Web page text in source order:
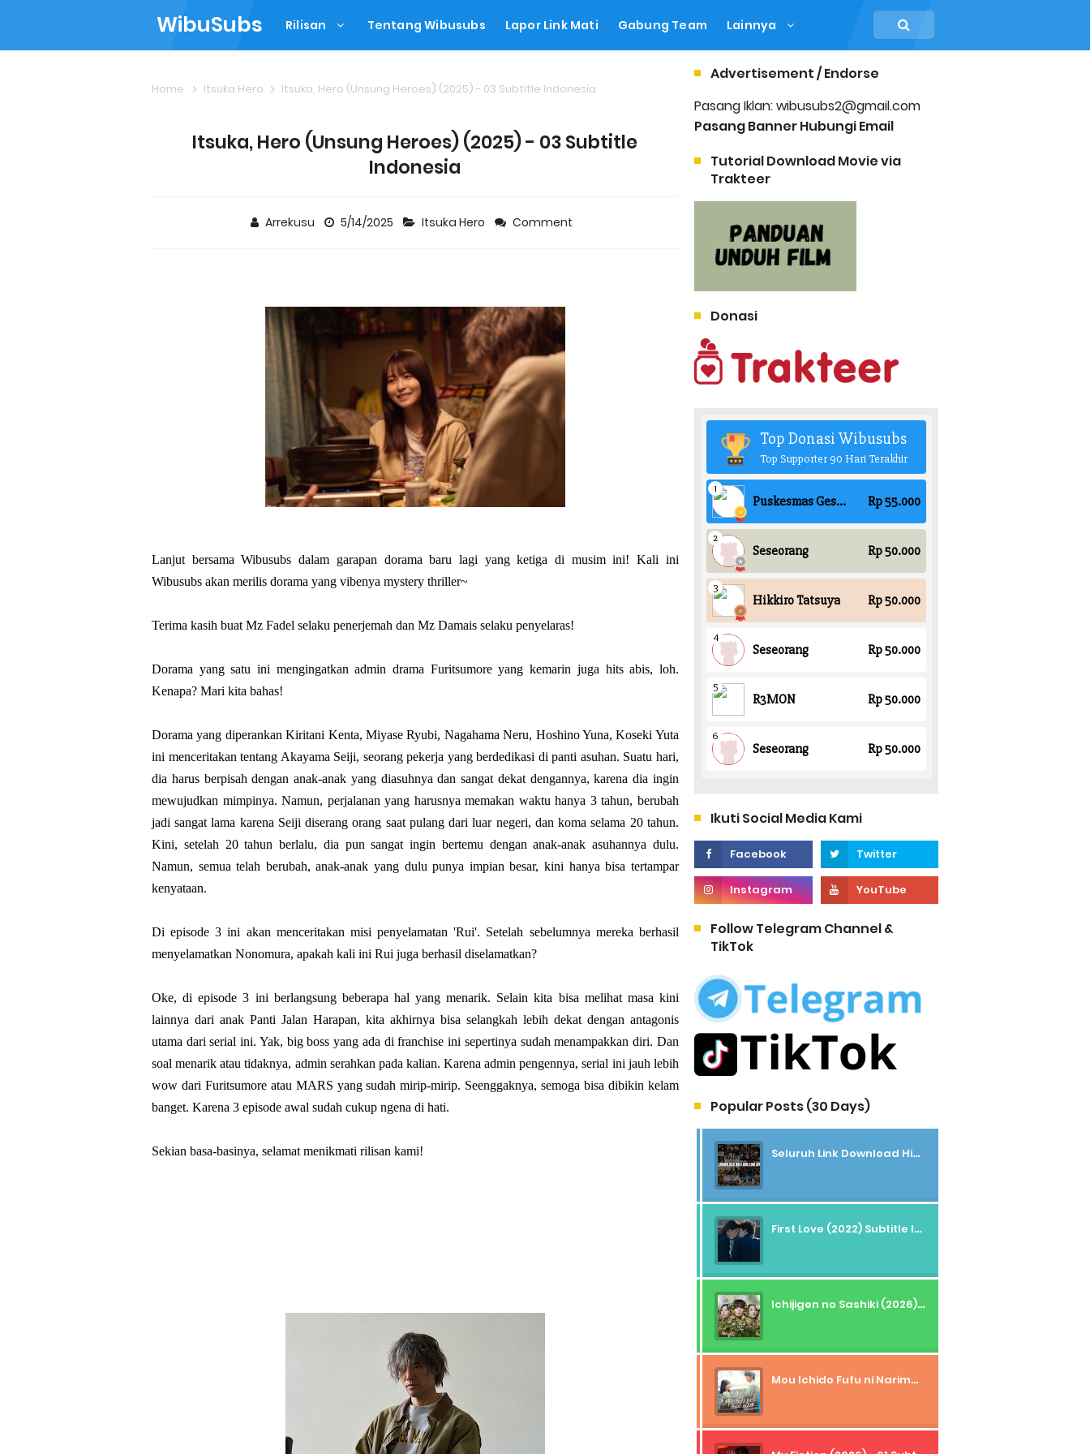
WibuSubs Rilisan Tentang Wibusubs Lapor Link Mati Gabung Team Lainnya
Home Itsuka Hero Itsuka, Hero (Unsung Heroes) (2025) - 03 Subtitle Indonesia
Itsuka, Hero (Unsung Heroes) (2025) - 03 Subtitle
Indonesia
Arrekusu 5/14/2025 Itsuka Hero Comment
Lanjut bersama Wibusubs dalam garapan dorama baru lagi yang ketiga di musim ini! Kali ini
Wibusubs akan merilis dorama yang vibenya mystery thriller~
Terima kasih buat Mz Fadel selaku penerjemah dan Mz Damais selaku penyelaras!
Dorama yang satu ini mengingatkan admin drama Furitsumore yang kemarin juga hits abis, loh.
Kenapa? Mari kita bahas!
Dorama yang diperankan Kiritani Kenta, Miyase Ryubi, Nagahama Neru, Hoshino Yuna, Koseki Yuta
ini menceritakan tentang Akayama Seiji, seorang pekerja yang berdedikasi di panti asuhan. Suatu hari,
dia harus berpisah dengan anak-anak yang diasuhnya dan sangat dekat dengannya, karena dia ingin
mewujudkan mimpinya. Namun, perjalanan yang harusnya memakan waktu hanya 3 tahun, berubah
jadi sangat lama karena Seiji diserang orang saat pulang dari luar negeri, dan koma selama 20 tahun.
Kini, setelah 20 tahun berlalu, dia pun sangat ingin bertemu dengan anak-anak asuhannya dulu.
Namun, semua telah berubah, anak-anak yang dulu punya impian besar, kini hanya bisa tertampar
kenyataan.
Di episode 3 ini akan menceritakan misi penyelamatan 'Rui'. Setelah sebelumnya mereka berhasil
menyelamatkan Nonomura, apakah kali ini Rui juga berhasil diselamatkan?
Oke, di episode 3 ini berlangsung beberapa hal yang menarik. Selain kita bisa melihat masa kini
lainnya dari anak Panti Jalan Harapan, kita akhirnya bisa selangkah lebih dekat dengan antagonis
utama dari serial ini. Yak, big boss yang ada di franchise ini sepertinya sudah menampakkan diri. Dan
soal menarik atau tidaknya, admin serahkan pada kalian. Karena admin pengennya, serial ini jauh lebih
wow dari Furitsumore atau MARS yang sudah mirip-mirip. Seenggaknya, semoga bisa dibikin kelam
banget. Karena 3 episode awal sudah cukup ngena di hati.
Sekian basa-basinya, selamat menikmati rilisan kami!
Advertisement / Endorse
Pasang Iklan: wibusubs2@gmail.com
Pasang Banner Hubungi Email
Tutorial Download Movie via
Trakteer
Donasi
Ikuti Social Media Kami
Follow Telegram Channel &
TikTok
Popular Posts (30 Days)
Seluruh Link Download High And Low Subtitle Indonesia
First Love (2022) Subtitle Indonesia + Tanpa Iklan + Streaming + 1080p
Ichijigen no Sashiki (2026) - 01 Subtitle Indonesia
Mou Ichido Fufu ni Narimasu ka? (2026) - 01 Subtitle Indonesia